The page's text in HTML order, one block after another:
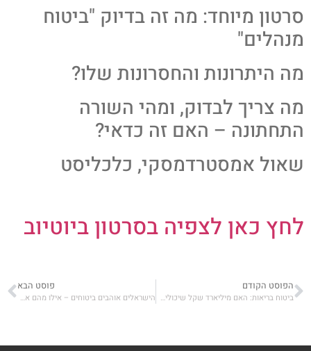
סרטון מיוחד: מה זה בדיוק "ביטוח
מנהלים"
מה היתרונות והחסרונות שלו?
מה צריך לבדוק, ומהי השורה
התחתונה – האם זה כדאי?
שאול אמסטרדמסקי, כלכליסט
לחץ כאן לצפיה בסרטון ביוטיוב
הפוסט הקודם
ביטוח בריאות: האם מיליארד שקל שיכולים לחזור לציבור יישארו בידי חברות הביטוח?
פוסט הבא
הישראלים אוהבים ביטוחים – אילו מהם אנחנו באמת צריכים?